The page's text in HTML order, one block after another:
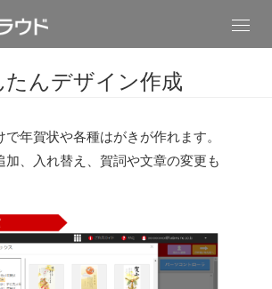
たんデザイン作成
年賀状や各種はがきが作れます。
加、入れ替え、賀詞や文章の変更も